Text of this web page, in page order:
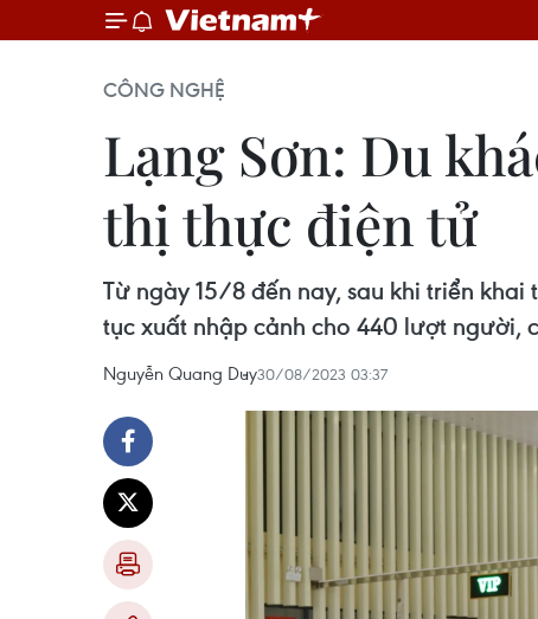
CÔNG NGHỆ
Lạng Sơn: Du
thị thực điện tử
Từ ngày 15/8 đến nay, sau khi triển
tục xuất nhập cảnh cho 440 lượt người,
Nguyễn Quang Duy30/08/2023 03:37